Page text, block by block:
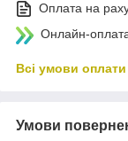
Оплата на
Онлайн-
Всі умови оплати
Умови